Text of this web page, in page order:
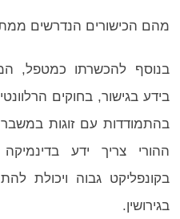
מהם הכישורים הנדרשים
בנוסף להכשרתו כמטפל,
בידע בגישור, בחוקים
בהתמודדות עם זוגות
ההורי צריך ידע בדינמיקה
בקונפליקט גבוה ויכולת
בגירושין.